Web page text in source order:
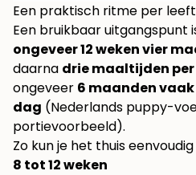
Een praktisch ritme per
Een bruikbaar uitgangspunt
ongeveer 12 weken vier
daarna drie maaltijden
ongeveer 6 maanden
dag (Nederlands puppy-
portievoorbeeld).
Zo kun je het thuis
8 tot 12 weken